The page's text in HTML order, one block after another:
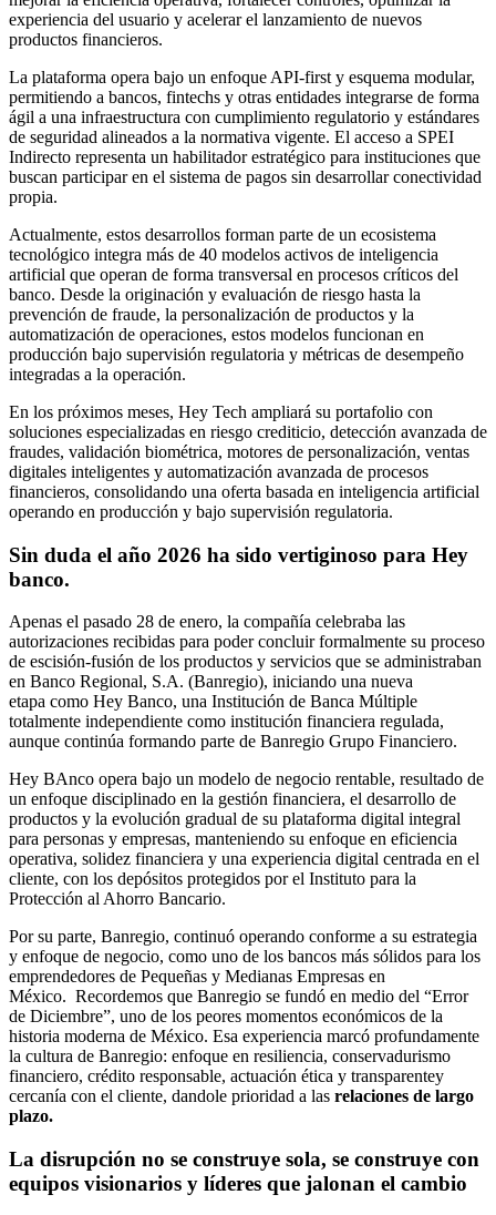
experiencia del usuario y acelerar el lanzamiento de nuevos
productos financieros.
La plataforma opera bajo un enfoque API-first y esquema modular,
permitiendo a bancos, fintechs y otras entidades integrarse de forma
ágil a una infraestructura con cumplimiento regulatorio y estándares
de seguridad alineados a la normativa vigente. El acceso a SPEI
Indirecto representa un habilitador estratégico para instituciones que
buscan participar en el sistema de pagos sin desarrollar conectividad
propia.
Actualmente, estos desarrollos forman parte de un ecosistema
tecnológico integra más de 40 modelos activos de inteligencia
artificial que operan de forma transversal en procesos críticos del
banco. Desde la originación y evaluación de riesgo hasta la
prevención de fraude, la personalización de productos y la
automatización de operaciones, estos modelos funcionan en
producción bajo supervisión regulatoria y métricas de desempeño
integradas a la operación.
En los próximos meses, Hey Tech ampliará su portafolio con
soluciones especializadas en riesgo crediticio, detección avanzada de
fraudes, validación biométrica, motores de personalización, ventas
digitales inteligentes y automatización avanzada de procesos
financieros, consolidando una oferta basada en inteligencia artificial
operando en producción y bajo supervisión regulatoria.
Sin duda el año 2026 ha sido vertiginoso para Hey
banco.
Apenas el pasado 28 de enero, la compañía celebraba las
autorizaciones recibidas para poder concluir formalmente su proceso
de escisión-fusión de los productos y servicios que se administraban
en Banco Regional, S.A. (Banregio), iniciando una nueva
etapa como Hey Banco, una Institución de Banca Múltiple
totalmente independiente como institución financiera regulada,
aunque continúa formando parte de Banregio Grupo Financiero.
Hey BAnco opera bajo un modelo de negocio rentable, resultado de
un enfoque disciplinado en la gestión financiera, el desarrollo de
productos y la evolución gradual de su plataforma digital integral
para personas y empresas, manteniendo su enfoque en eficiencia
operativa, solidez financiera y una experiencia digital centrada en el
cliente, con los depósitos protegidos por el Instituto para la
Protección al Ahorro Bancario.
Por su parte, Banregio, continuó operando conforme a su estrategia
y enfoque de negocio, como uno de los bancos más sólidos para los
emprendedores de Pequeñas y Medianas Empresas en
México. Recordemos que Banregio se fundó en medio del “Error
de Diciembre”, uno de los peores momentos económicos de la
historia moderna de México. Esa experiencia marcó profundamente
la cultura de Banregio: enfoque en resiliencia, conservadurismo
financiero, crédito responsable, actuación ética y transparentey
cercanía con el cliente, dandole prioridad a las relaciones de largo
plazo.
La disrupción no se construye sola, se construye con
equipos visionarios y líderes que jalonan el cambio